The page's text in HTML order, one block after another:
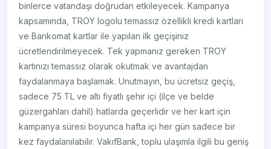
binlerce vatandaşı doğrudan etkileyecek. Kampanya
kapsamında, TROY logolu temassız özellikli kredi kartları
ve Bankomat kartlar ile yapılan ilk geçişiniz
ücretlendirilmeyecek. Tek yapmanız gereken TROY
kartınızı temassız olarak okutmak ve avantajdan
faydalanmaya başlamak. Unutmayın, bu ücretsiz geçiş,
sadece 75 TL ve altı fiyatlı şehir içi (ilçe ve belde
güzergahları dahil) hatlarda geçerlidir ve her kart için
kampanya süresi boyunca hafta içi her gün sadece bir
kez faydalanılabilir. VakıfBank, toplu ulaşımla ilgili bu geniş